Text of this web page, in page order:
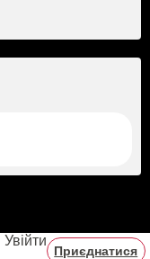
Увійти
Приєднатися